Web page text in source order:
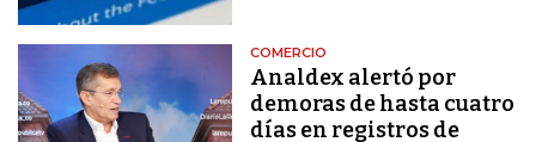
COMERCIO
Analdex alertó por
demoras de hasta cuatro
días en registros de